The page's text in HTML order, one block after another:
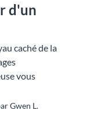
d'un
caché de la
vous
Gwen L.